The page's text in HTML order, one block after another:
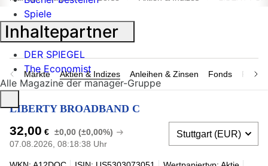
Märkte Aktien & Indizes Anleihen & Zinsen Fonds
LIBERTY BROADBAND C
32,00 € ±0,00 (±0,00%)
07.08.2026, 08:18:38 Uhr
Spiele
Inhaltepartner
DER SPIEGEL
The Economist
Alle Magazine der manager-Gruppe